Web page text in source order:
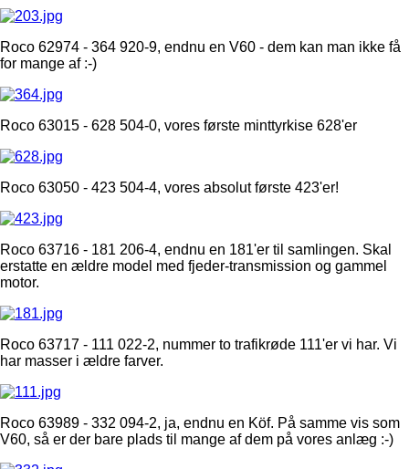
Roco 62974 - 364 920-9, endnu en V60 - dem kan man ikke få
for mange af :-)
Roco 63015 - 628 504-0, vores første minttyrkise 628'er
Roco 63050 - 423 504-4, vores absolut første 423'er!
Roco 63716 - 181 206-4, endnu en 181'er til samlingen. Skal
erstatte en ældre model med fjeder-transmission og gammel
motor.
Roco 63717 - 111 022-2, nummer to trafikrøde 111'er vi har. Vi
har masser i ældre farver.
Roco 63989 - 332 094-2, ja, endnu en Köf. På samme vis som
V60, så er der bare plads til mange af dem på vores anlæg :-)